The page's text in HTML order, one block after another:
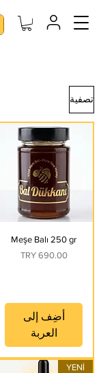
تصفية
Meşe Balı 250 gr
السعر‏690.00 TRY
أضِف إلى
العربة
YENİ